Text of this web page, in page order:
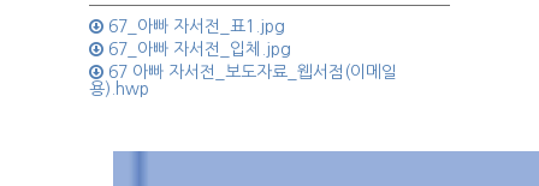
67_아빠 자서전_표1.jpg
67_아빠 자서전_입체.jpg
67 아빠 자서전_보도자료_웹서점(이메일
용).hwp